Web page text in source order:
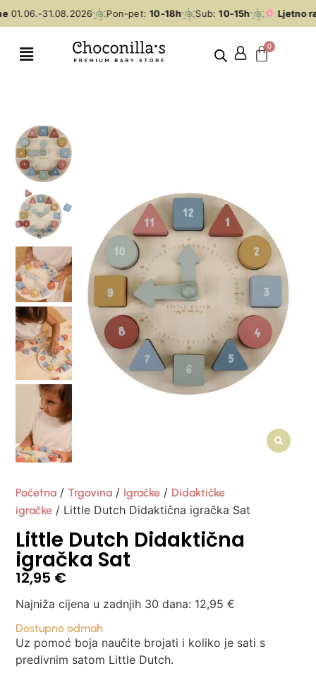
01.06.-31.08.2026 Pon-pet:10-18h Sub:10-15h Ljetno
Početna /Trgovina / Igračke / Didaktičke
igračke / Little Dutch Didaktična igračka Sat
Little Dutch Didaktična
igračka Sat
12,95 €
Najniža cijena u zadnjih 30 dana: 12,95€
Dostupno odmah
Uz pomoć boja naučite brojati i koliko je sati s
predivnim satom Little Dutch.